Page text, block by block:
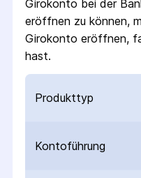
Girokonto bei der
eröffnen zu können,
Girokonto eröffnen,
hast.
Produkttyp
Kontoführung